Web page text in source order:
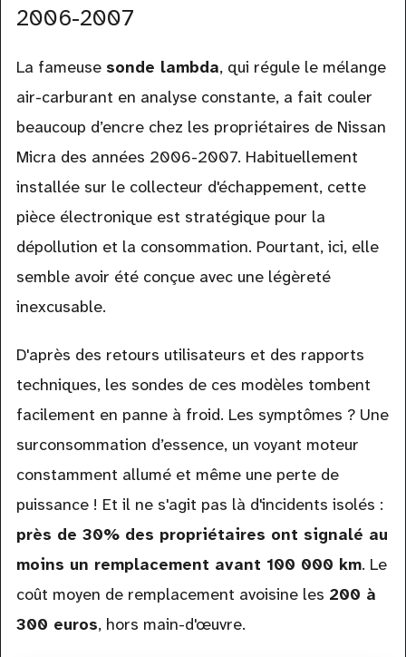
2006-2007
La fameuse sonde lambda, qui régule le mélange
air-carburant en analyse constante, a fait couler
beaucoup d’encre chez les propriétaires de Nissan
Micra des années 2006-2007. Habituellement
installée sur le collecteur d'échappement, cette
pièce électronique est stratégique pour la
dépollution et la consommation. Pourtant, ici, elle
semble avoir été conçue avec une légèreté
inexcusable.
D'après des retours utilisateurs et des rapports
techniques, les sondes de ces modèles tombent
facilement en panne à froid. Les symptômes ? Une
surconsommation d’essence, un voyant moteur
constamment allumé et même une perte de
puissance ! Et il ne s'agit pas là d'incidents isolés :
près de 30% des propriétaires ont signalé au
moins un remplacement avant 100 000 km. Le
coût moyen de remplacement avoisine les 200 à
300 euros, hors main-d'œuvre.